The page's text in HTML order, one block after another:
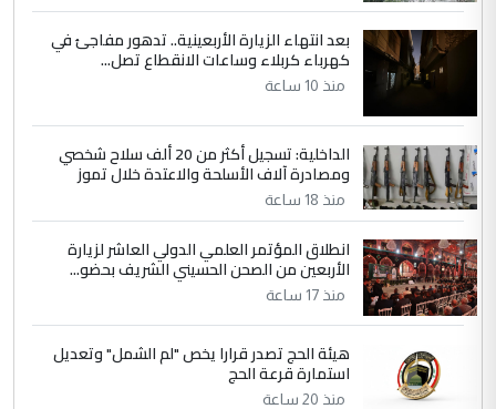
بعد انتهاء الزيارة الأربعينية.. تدهور مفاجئ في
كهرباء كربلاء وساعات الانقطاع تصل...
منذ 10 ساعة
الداخلية: تسجيل أكثر من 20 ألف سلاح شخصي
ومصادرة آلاف الأسلحة والاعتدة خلال تموز
منذ 18 ساعة
انطلاق المؤتمر العلمي الدولي العاشر لزيارة
الأربعين من الصحن الحسيني الشريف بحضو...
منذ 17 ساعة
هيئة الحج تصدر قرارا يخص "لم الشمل" وتعديل
استمارة قرعة الحج
منذ 20 ساعة